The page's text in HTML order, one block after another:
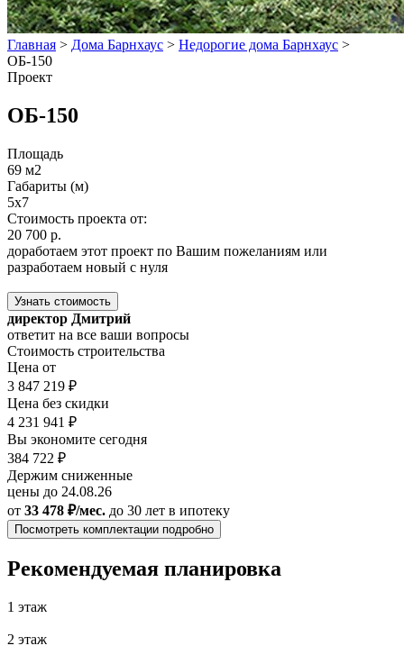
Главная > Дома Барнхаус > Недорогие дома Барнхаус >
ОБ-150
Проект
ОБ-150
Площадь
69 м2
Габариты (м)
5x7
Стоимость проекта от:
20 700 р.
доработаем этот проект по Вашим пожеланиям или
разработаем новый с нуля
Узнать стоимость
директор Дмитрий
ответит на все ваши вопросы
Стоимость строительства
Цена от
3 847 219 ₽
Цена без скидки
4 231 941 ₽
Вы экономите сегодня
384 722 ₽
Держим сниженные
цены до 24.08.26
от 33 478 ₽/мес. до 30 лет в ипотеку
Посмотреть комплектации подробно
Рекомендуемая планировка
1 этаж
2 этаж